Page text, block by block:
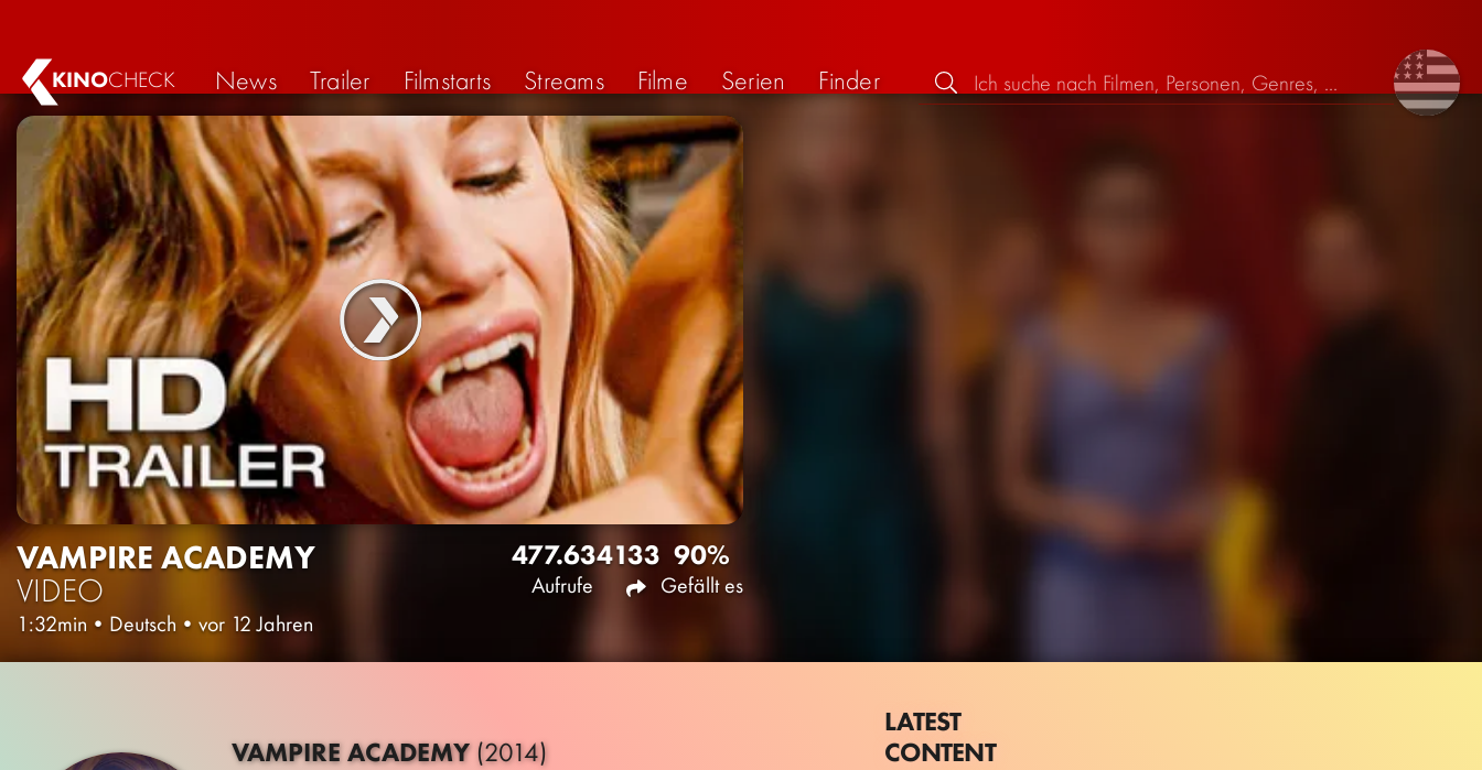
KINOCHECK News Trailer Filmstarts Streams Filme Serien Finder
VAMPIRE ACADEMY
VIDEO
1:32min • Deutsch • vor 12 Jahren
477.634
Aufrufe
133 90%
Gefällt es
VAMPIRE ACADEMY(2014)
LATEST
CONTENT